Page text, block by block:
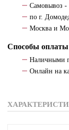
Самовывоз -
по г.
Москва и
Способы оплаты
Наличными
Онлайн на